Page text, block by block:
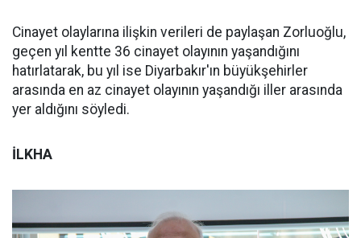
Cinayet olaylarına ilişkin verileri de paylaşan Zorluoğlu,
geçen yıl kentte 36 cinayet olayının yaşandığını
hatırlatarak, bu yıl ise Diyarbakır'ın büyükşehirler
arasında en az cinayet olayının yaşandığı iller arasında
yer aldığını söyledi.
İLKHA